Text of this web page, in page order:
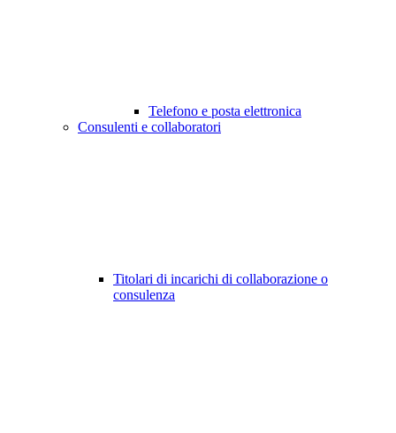
Telefono e posta elettronica
Consulenti e collaboratori
Titolari di incarichi di collaborazione o
consulenza